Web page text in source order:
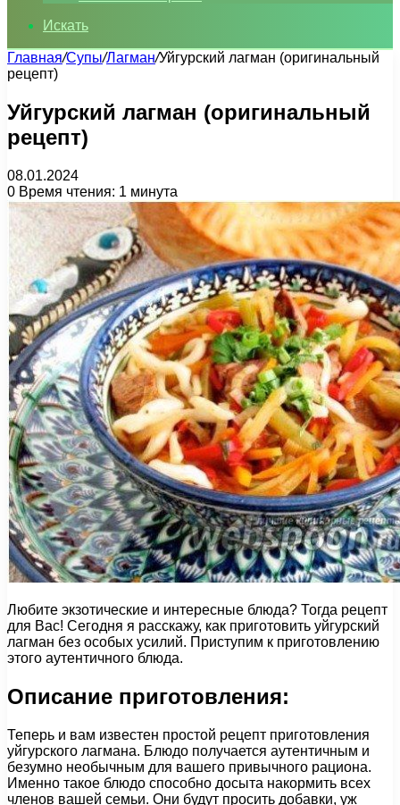
Искать
Главная/Супы/Лагман/Уйгурский лагман (оригинальный
рецепт)
Уйгурский лагман (оригинальный
рецепт)
08.01.2024
0 Время чтения: 1 минута
Любите экзотические и интересные блюда? Тогда рецепт
для Вас! Сегодня я расскажу, как приготовить уйгурский
лагман без особых усилий. Приступим к приготовлению
этого аутентичного блюда.
Описание приготовления:
Теперь и вам известен простой рецепт приготовления
уйгурского лагмана. Блюдо получается аутентичным и
безумно необычным для вашего привычного рациона.
Именно такое блюдо способно досыта накормить всех
членов вашей семьи. Они будут просить добавки, уж